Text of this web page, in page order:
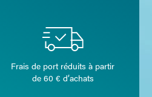
Frais de port réduits à partir
de 60 € d’achats